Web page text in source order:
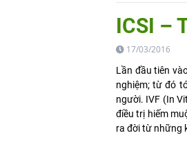
ICSI –
17/03/2016
Lần đầu tiên
nghiệm; từ đó
người. IVF (In
điều trị hiếm
ra đời từ những